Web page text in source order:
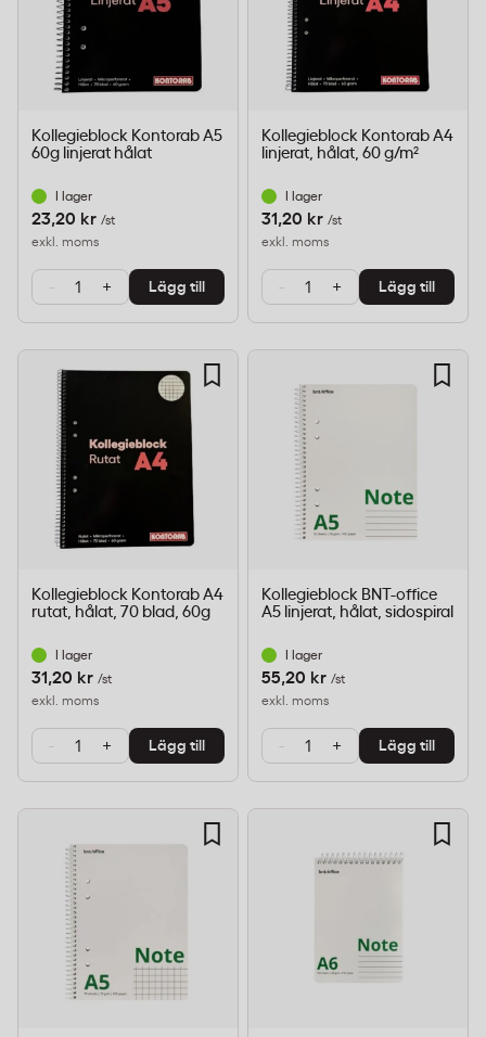
Kollegieblock Kontorab A5
60g linjerat hålat
I lager
23,20 kr /st
exkl. moms
- + Lägg till
Kollegieblock Kontorab A4
linjerat, hålat, 60 g/m²
I lager
31,20 kr /st
exkl. moms
- + Lägg till
Kollegieblock Kontorab A4
rutat, hålat, 70 blad, 60g
I lager
31,20 kr /st
exkl. moms
- + Lägg till
Kollegieblock BNT-office
A5 linjerat, hålat, sidospiral
I lager
55,20 kr /st
exkl. moms
- + Lägg till